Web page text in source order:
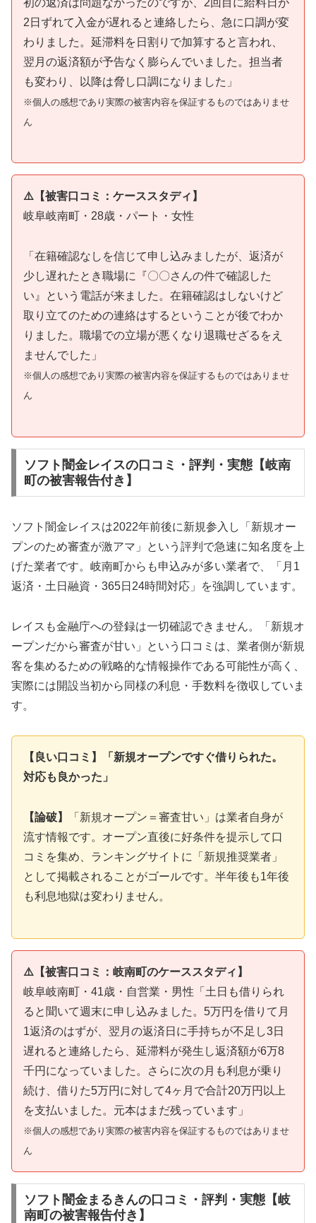
2日ずれて入金が遅れると連絡したら、急に口調が変
わりました。延滞料を日割りで加算すると言われ、
翌月の返済額が予告なく膨らんでいました。担当者
も変わり、以降は脅し口調になりました」
※個人の感想であり実際の被害内容を保証するものではありませ
ん
⚠️【被害口コミ：ケーススタディ】
岐阜岐南町・28歳・パート・女性
「在籍確認なしを信じて申し込みましたが、返済が
少し遅れたとき職場に『〇〇さんの件で確認した
い』という電話が来ました。在籍確認はしないけど
取り立てのための連絡はするということが後でわか
りました。職場での立場が悪くなり退職せざるをえ
ませんでした」
※個人の感想であり実際の被害内容を保証するものではありませ
ん
ソフト闇金レイスの口コミ・評判・実態【岐南
町の被害報告付き】
ソフト闇金レイスは2022年前後に新規参入し「新規オー
プンのため審査が激アマ」という評判で急速に知名度を上
げた業者です。岐南町からも申込みが多い業者で、「月1
返済・土日融資・365日24時間対応」を強調しています。
レイスも金融庁への登録は一切確認できません。「新規オ
ープンだから審査が甘い」という口コミは、業者側が新規
客を集めるための戦略的な情報操作である可能性が高く、
実際には開設当初から同様の利息・手数料を徴収していま
す。
【良い口コミ】「新規オープンですぐ借りられた。
対応も良かった」
【論破】
「新規オープン＝審査甘い」は業者自身が
流す情報です。オープン直後に好条件を提示して口
コミを集め、ランキングサイトに「新規推奨業者」
として掲載されることがゴールです。半年後も1年後
も利息地獄は変わりません。
⚠️【被害口コミ：岐南町のケーススタディ】
岐阜岐南町・41歳・自営業・男性「土日も借りられ
ると聞いて週末に申し込みました。5万円を借りて月
1返済のはずが、翌月の返済日に手持ちが不足し3日
遅れると連絡したら、延滞料が発生し返済額が6万8
千円になっていました。さらに次の月も利息が乗り
続け、借りた5万円に対して4ヶ月で合計20万円以上
を支払いました。元本はまだ残っています」
※個人の感想であり実際の被害内容を保証するものではありませ
ん
ソフト闇金まるきんの口コミ・評判・実態【岐
南町の被害報告付き】